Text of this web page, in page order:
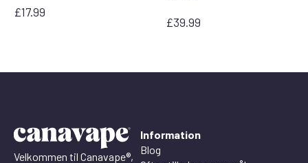
£17.99
£39.99
Velkommen til Canavape®,
Information
Blog